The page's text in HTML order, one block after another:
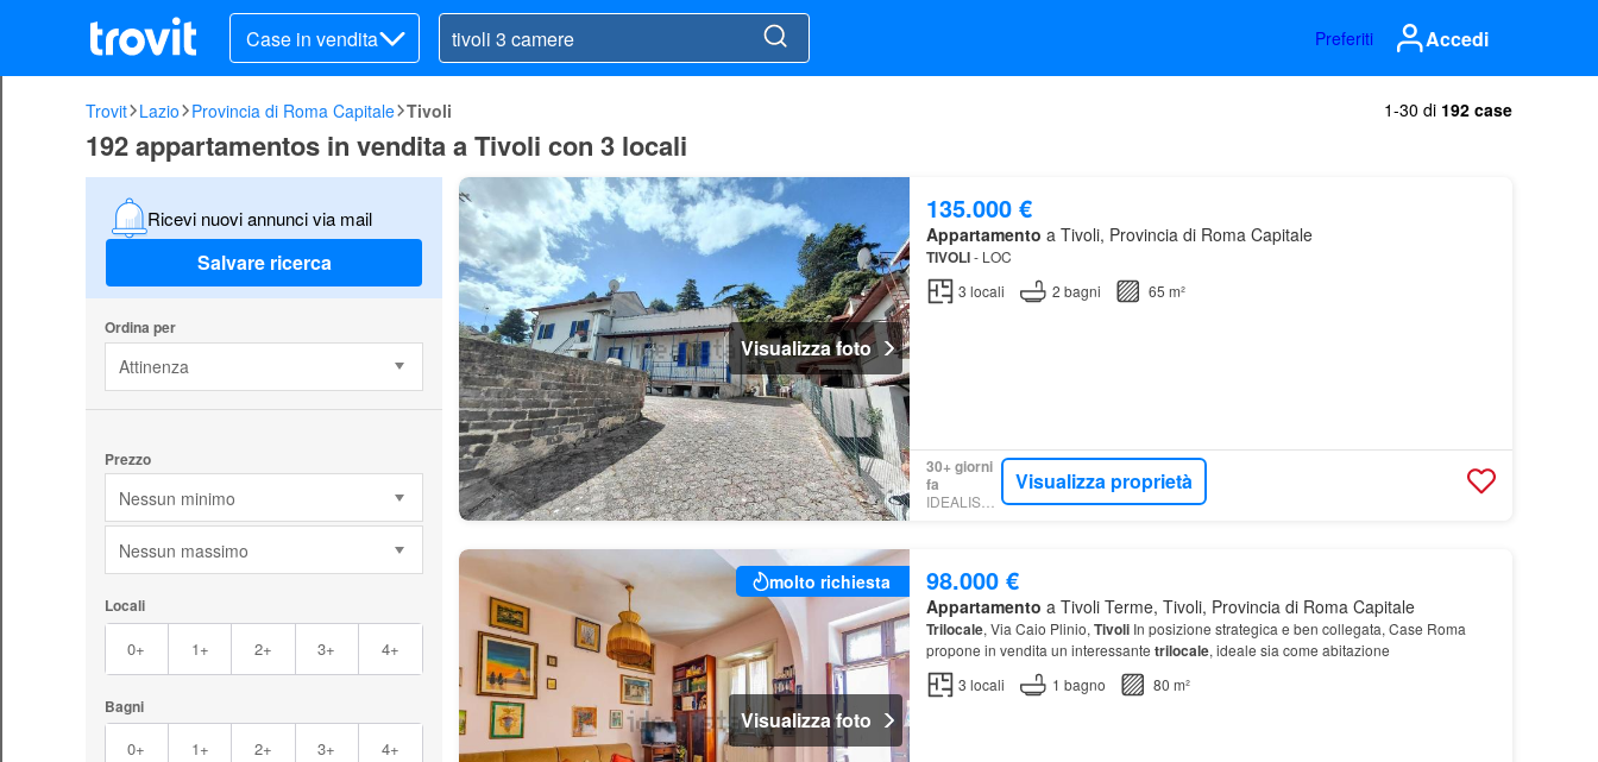
Case in vendita Preferiti Accedi
Trovit Lazio Provincia di Roma Capitale Tivoli 1-30 di 192 case
192 appartamentos in vendita a Tivoli con 3 locali
Ricevi nuovi annunci via mail
Salvare ricerca
Ordina per
Attinenza
Prezzo
Nessun minimo
Nessun massimo
Locali
0+ 1+ 2+ 3+ 4+
Bagni
0+ 1+ 2+ 3+ 4+
Visualizza foto
135.000 €
Appartamento a Tivoli, Provincia di Roma Capitale
TIVOLI- LOC
3 locali 2 bagni 65 m²
30+ giorni
fa
IDEALISTA.IT
Visualizza proprietà
molto richiesta
Visualizza foto
98.000 €
Appartamento a Tivoli Terme, Tivoli, Provincia di Roma Capitale
Trilocale, Via Caio Plinio, TivoliIn posizione strategica e ben collegata, Case Roma
propone in vendita un interessante trilocale, ideale sia come abitazione
3 locali 1 bagno 80 m²